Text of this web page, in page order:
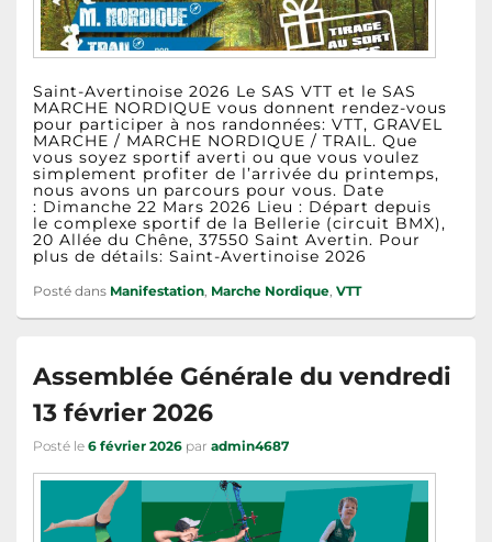
Saint-Avertinoise 2026 Le SAS VTT et le SAS
MARCHE NORDIQUE vous donnent rendez-vous
pour participer à nos randonnées: VTT, GRAVEL
MARCHE / MARCHE NORDIQUE / TRAIL. Que
vous soyez sportif averti ou que vous voulez
simplement profiter de l’arrivée du printemps,
nous avons un parcours pour vous. Date
: Dimanche 22 Mars 2026 Lieu : Départ depuis
le complexe sportif de la Bellerie (circuit BMX),
20 Allée du Chêne, 37550 Saint Avertin. Pour
plus de détails: Saint-Avertinoise 2026
Posté dans Manifestation, Marche Nordique, VTT
Assemblée Générale du vendredi
13 février 2026
Posté le 6 février 2026 par admin4687